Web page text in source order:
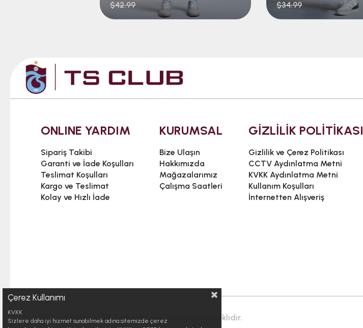
$42.99 $34.99
ONLINE YARDIM
Sipariş Takibi
Garanti ve İade Koşulları
Teslimat Koşulları
Kargo ve Teslimat
Kolay ve Hızlı İade
KURUMSAL
Bize Ulaşın
Hakkımızda
Mağazalarımız
Çalışma Saatleri
GİZLİLİK POLİTİKASI
Gizlilik ve Çerez Politikası
CCTV Aydınlatma Metni
KVKK Aydınlatma Metni
Kullanım Koşulları
İnternetten Alışveriş
© Telif hakkı 2025 Trabzonspor. Tüm hakları saklıdır.
Çerez Kullanımı
KVKK
Sizlere daha iyi hizmet sunabilmek adına sitemizde çerez